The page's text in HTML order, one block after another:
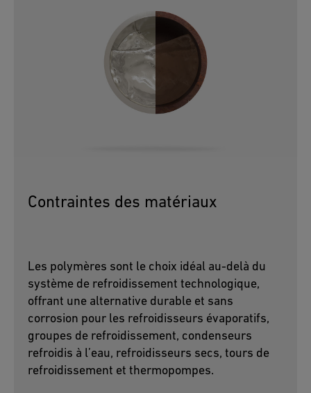
Contraintes des matériaux
Les polymères sont le choix idéal au-delà du
système de refroidissement technologique,
offrant une alternative durable et sans
corrosion pour les refroidisseurs évaporatifs,
groupes de refroidissement, condenseurs
refroidis à l’eau, refroidisseurs secs, tours de
refroidissement et thermopompes.